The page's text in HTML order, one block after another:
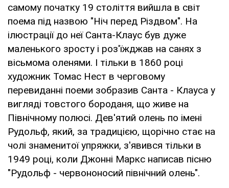
самому початку 19 століття вийшла в світ
поема під назвою "Ніч перед Різдвом". На
ілюстрації до неї Санта-Клаус був дуже
маленького зросту і роз'їжджав на санях з
вісьмома оленями. І тільки в 1860 році
художник Томас Нест в черговому
перевиданні поеми зобразив Санта - Клауса у
вигляді товстого бороданя, що живе на
Північному полюсі. Дев'ятий олень по імені
Рудольф, який, за традицією, щорічно стає на
чолі знаменитої упряжки, з'явився тільки в
1949 році, коли Джонні Маркс написав пісню
"Рудольф - червононосий північний олень".